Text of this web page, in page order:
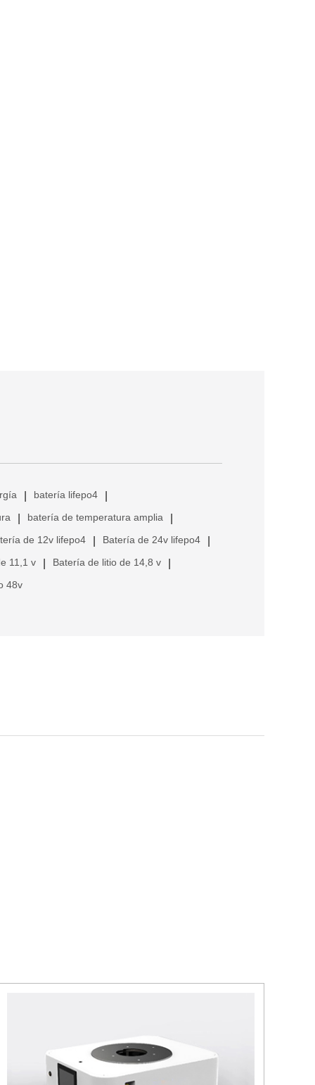
batería lifepo4
batería de temperatura amplia
de 12v lifepo4 Batería de 24v lifepo4
11,1 v Batería de litio de 14,8 v
48v